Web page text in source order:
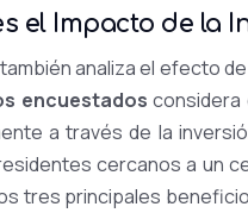
el Impacto de la
analiza el efecto
encuestados considera
a través de la
cercanos a un
tres principales